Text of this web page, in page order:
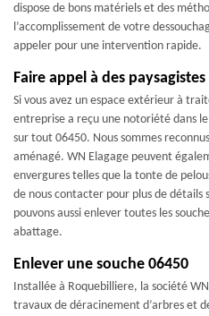
dispose de bons matériels et des
l’accomplissement de votre
appeler pour une intervention rapide.
Faire appel à des
Si vous avez un espace extérieur à
entreprise a reçu une notoriété dans
sur tout 06450. Nous sommes
aménagé. WN Elagage peuvent
envergures telles que la tonte de
de nous contacter pour plus de détails
pouvons aussi enlever toutes les
abattage.
Enlever une souche 06450
Installée à Roquebilliere, la société
travaux de déracinement d’arbres et